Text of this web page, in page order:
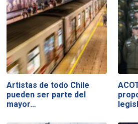
Artistas de todo Chile
pueden ser parte del
mayor…